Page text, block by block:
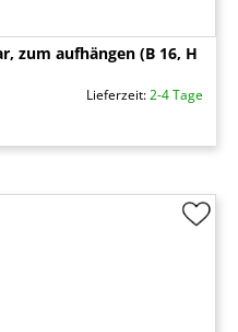
zum aufhängen (B 16, H
Lieferzeit:2-4 Tage